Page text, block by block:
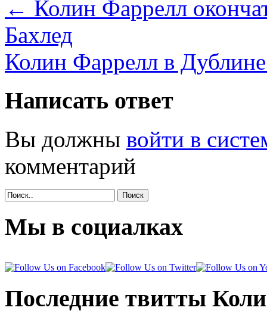
← Колин Фаррелл
Бахлед
Колин Фаррелл в
Написать ответ
Вы должны войти в
комментарий
Поиск
Мы в социалках
Последние твитты